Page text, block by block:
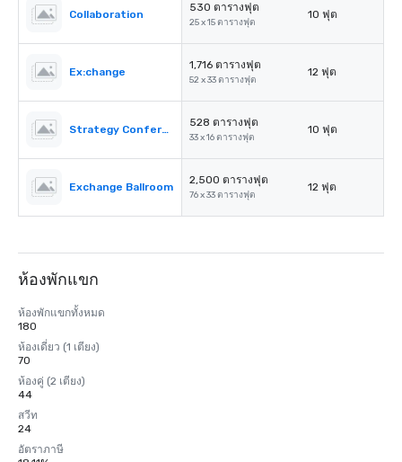
Collaboration
530 ตารางฟุต
25 x 15 ตารางฟุต
10 ฟุต
Ex:change
1,716 ตารางฟุต
52 x 33 ตารางฟุต
12 ฟุต
Strategy Conference 1
528 ตารางฟุต
33 x 16 ตารางฟุต
10 ฟุต
Exchange Ballroom
2,500 ตารางฟุต
76 x 33 ตารางฟุต
12 ฟุต
ห้องพักแขก
ห้องพักแขกทั้งหมด
180
ห้องเดี่ยว (1 เตียง)
70
ห้องคู่ (2 เตียง)
44
สวีท
24
อัตราภาษี